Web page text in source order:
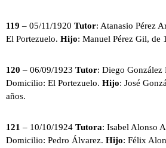
119 – 05/11/1920 Tutor: Atanasio Pérez
El Portezuelo. Hijo: Manuel Pérez Gil, de
120 – 06/09/1923 Tutor: Diego González
Domicilio: El Portezuelo. Hijo: José
años.
121 – 10/10/1924 Tutora: Isabel Alonso
Domicilio: Pedro Álvarez. Hijo: Félix